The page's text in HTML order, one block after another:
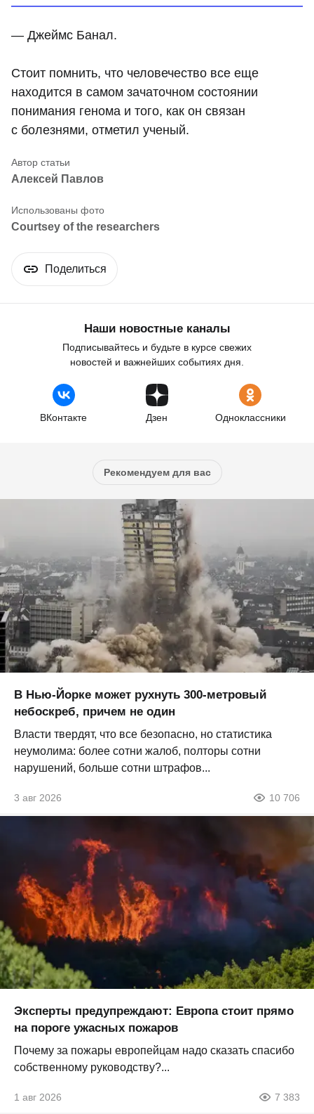
— Джеймс Банал.
Стоит помнить, что человечество все еще
находится в самом зачаточном состоянии
понимания генома и того, как он связан
с болезнями, отметил ученый.
Алексей Павлов
Courtsey of the researchers
Поделиться
Наши новостные каналы
Подписывайтесь и будьте в курсе свежих
новостей и важнейших событиях дня.
ВКонтакте Дзен Одноклассники
Рекомендуем для вас
В Нью-Йорке может рухнуть 300-метровый
небоскреб, причем не один
Власти твердят, что все безопасно, но статистика
неумолима: более сотни жалоб, полторы сотни
нарушений, больше сотни штрафов...
3 авг 2026 10 706
Эксперты предупреждают: Европа стоит прямо
на пороге ужасных пожаров
Почему за пожары европейцам надо сказать спасибо
собственному руководству?...
1 авг 2026 7 383